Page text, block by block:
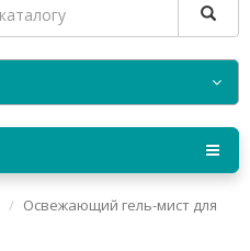
Освежающий гель-мист для